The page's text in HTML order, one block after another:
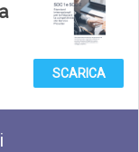
SCARICA